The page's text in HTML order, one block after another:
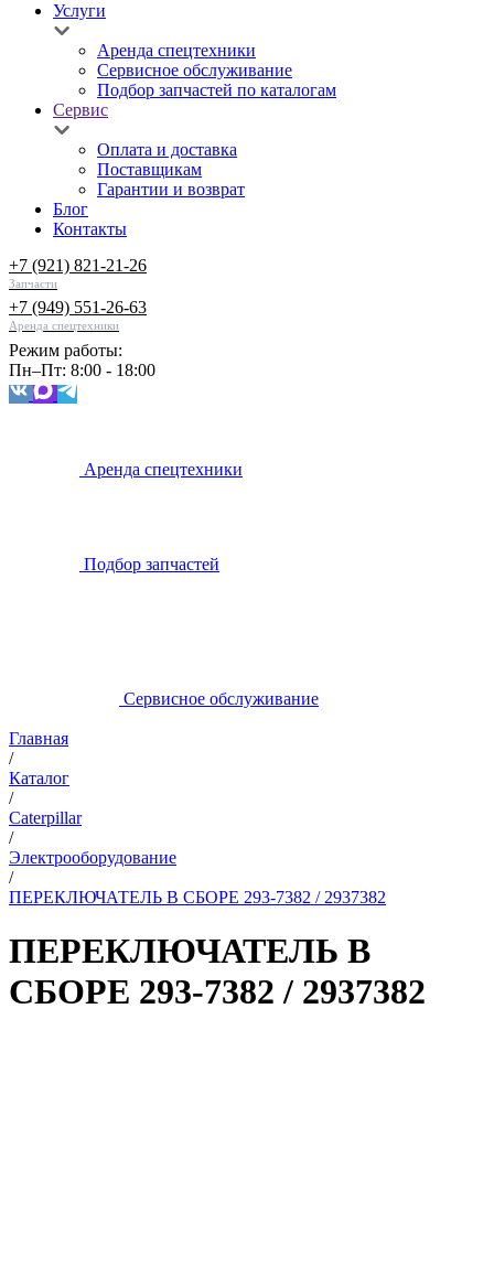
Услуги
Аренда спецтехники
Сервисное обслуживание
Подбор запчастей по каталогам
Сервис
Оплата и доставка
Поставщикам
Гарантии и возврат
Блог
Контакты
+7 (921) 821-21-26
Запчасти
+7 (949) 551-26-63
Аренда спецтехники
Режим работы:
Пн–Пт: 8:00 - 18:00
Аренда спецтехники
Подбор запчастей
Сервисное обслуживание
Главная
/
Каталог
/
Caterpillar
/
Электрооборудование
/
ПЕРЕКЛЮЧАТЕЛЬ В СБОРЕ 293-7382 / 2937382
ПЕРЕКЛЮЧАТЕЛЬ В
СБОРЕ 293-7382 / 2937382